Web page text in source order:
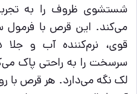
شستشوی ظروف را به
می‌کند. این قرص با
قوی، نرم‌کننده آب و جلا
سرسخت را به راحتی پاک
لک نگه می‌دارد. هر قرص با